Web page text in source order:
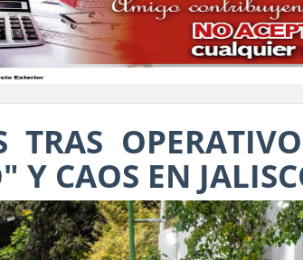
TRAS
Y CAOS EN